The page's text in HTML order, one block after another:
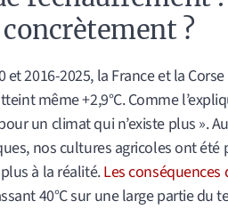
?
et 2016-2025, la France et la
même +2,9°C. Comme
un climat qui n’existe plus ».
nos cultures agricoles ont
à la réalité.Les conséquences
40°C sur une large partie du